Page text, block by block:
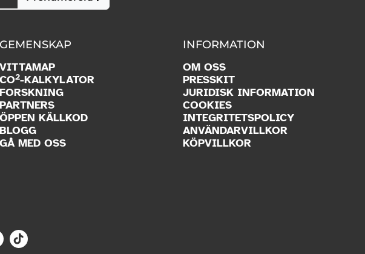
GEMENSKAP
VITTAMAP
CO2-KALKYLATOR
FORSKNING
PARTNERS
ÖPPEN KÄLLKOD
BLOGG
GÅ MED OSS
INFORMATION
OM OSS
PRESSKIT
JURIDISK INFORMATION
COOKIES
INTEGRITETSPOLICY
ANVÄNDARVILLKOR
KÖPVILLKOR